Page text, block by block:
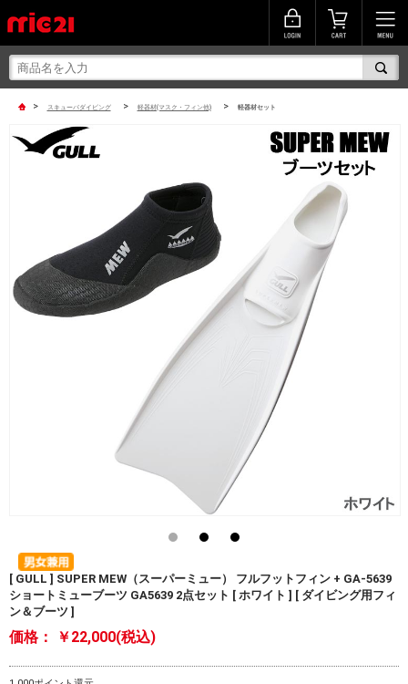
> スキューバダイビング > 軽器材(マスク・フィン他) > 軽器材セット
[ GULL ] SUPER MEW（スーパーミュー） フルフットフィン + GA-5639
ショートミューブーツ GA5639 2点セット [ ホワイト ] [ ダイビング用フィ
ン＆ブーツ ]
価格： ￥22,000(税込)